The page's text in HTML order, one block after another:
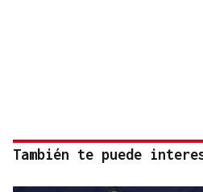
También te puede